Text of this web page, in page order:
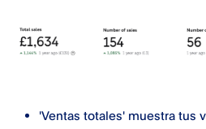
'Ventas totales' muestra tus